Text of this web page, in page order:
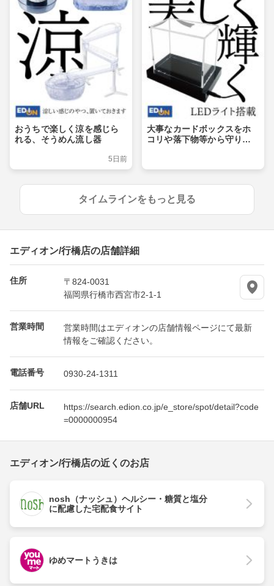
おうちで楽しく涼を感じら
れる、そうめん流し器
5日前
大事なカードボックスをホ
コリや落下物等から守りつ
タイムラインをもっと見る
エディオン/行橋店の店舗詳細
住所
〒824-0031
福岡県行橋市西宮市2-1-1
営業時間
営業時間はエディオンの店舗情報ページにて最新
情報をご確認ください。
電話番号 0930-24-1311
店舗URL
https://search.edion.co.jp/e_store/spot/detail?code
=0000000954
エディオン/行橋店の近くのお店
nosh（ナッシュ）ヘルシー・糖質と塩分
に配慮した宅配食サイト
ゆめマートうきは